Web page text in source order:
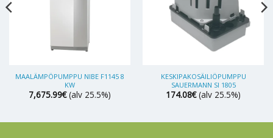
MAALÄMPÖPUMPPU NIBE F1145 8
KW
7,675.99€ (alv 25.5%)
KESKIPAKOSÄILIÖPUMPPU
SAUERMANN SI 1805
174.08€ (alv 25.5%)